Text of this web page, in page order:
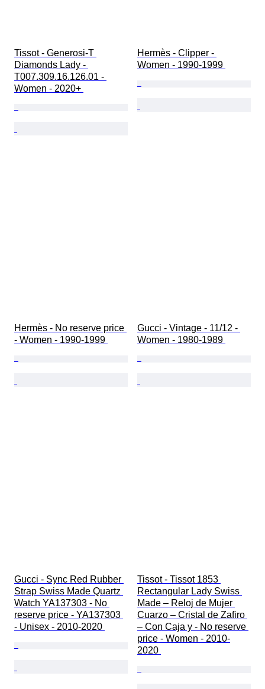
Tissot - Generosi-T
Diamonds Lady -
T007.309.16.126.01 -
Women - 2020+
Hermès - Clipper -
Women - 1990-1999
Hermès - No reserve price
- Women - 1990-1999
Gucci - Vintage - 11/12 -
Women - 1980-1989
Gucci - Sync Red Rubber
Strap Swiss Made Quartz
Watch YA137303 - No
reserve price - YA137303
- Unisex - 2010-2020
Tissot - Tissot 1853
Rectangular Lady Swiss
Made – Reloj de Mujer
Cuarzo – Cristal de Zafiro
– Con Caja y - No reserve
price - Women - 2010-
2020